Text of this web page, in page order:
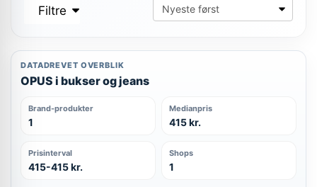
Filtre
DATADREVET OVERBLIK
OPUS i bukser og jeans
Brand-produkter
1
Medianpris
415 kr.
Prisinterval
415-415 kr.
Shops
1